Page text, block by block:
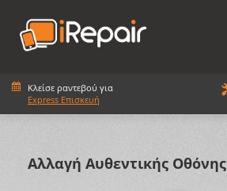
Κλείσε ραντεβού για
Express Επισκευή
Αλλαγή Αυθεντικής Οθόνης